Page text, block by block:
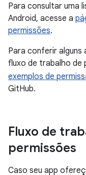
Para consultar uma
Android, acesse a
permissões.
Para conferir alguns
fluxo de trabalho de
exemplos de
GitHub.
Fluxo de
permissões
Caso seu app